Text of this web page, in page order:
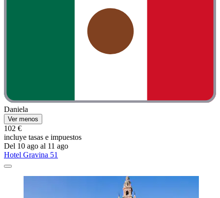
Daniela
Ver menos
102 €
incluye tasas e impuestos
Del 10 ago al 11 ago
Hotel Gravina 51